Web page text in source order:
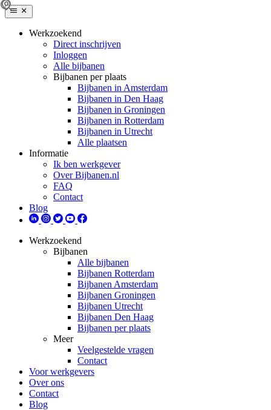
Werkzoekend
Direct inschrijven
Inloggen
Alle bijbanen
Bijbanen per plaats
Bijbanen in Amsterdam
Bijbanen in Den Haag
Bijbanen in Groningen
Bijbanen in Rotterdam
Bijbanen in Utrecht
Alle plaatsen
Informatie
Ik ben werkgever
Over Bijbanen.nl
FAQ
Contact
Blog
Werkzoekend
Bijbanen
Alle bijbanen
Bijbanen Rotterdam
Bijbanen Amsterdam
Bijbanen Groningen
Bijbanen Utrecht
Bijbanen Den Haag
Bijbanen per plaats
Meer
Veelgestelde vragen
Contact
Voor werkgevers
Over ons
Contact
Blog